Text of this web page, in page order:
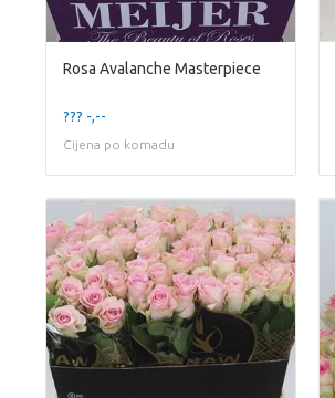
Rosa Avalanche Masterpiece
??? -,--
Cijena po komadu